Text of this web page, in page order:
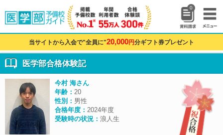
0
当サイトから入会で"全員に"20,000円分ギフト券プレゼント
医学部合格体験記
今村 海さん
年齢： 20
性別： 男性
合格年度： 2024年度
受験時の状況： 浪人生